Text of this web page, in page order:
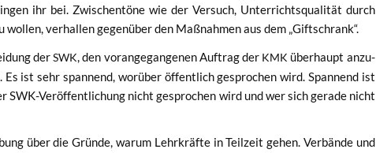
ihr bei. Zwi­schen­tö­ne wie der Ver­such, Unter­richts­qua­li­tät durch
ver­hal­len gegen­über den Maß­nah­men aus dem „Gift­schrank“.
derSWK, den vor­an­ge­gan­ge­nen Auf­trag der KMK über­haupt anzu­
ist sehr span­nend, wor­über öffent­lich gespro­chen wird. Span­nend ist
SWK-Ver­öf­fent­li­chung nicht gespro­chen wird und wer sich gera­de nicht
über die Grün­de, war­um Lehr­kräf­te in Teil­zeit gehen. Ver­bän­de und